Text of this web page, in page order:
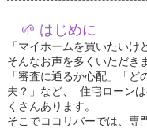
🌱 はじめに
「マイホームを買いたい
そんなお声を多くいただき
「審査に通るか心配」「
夫？」など、 住宅ローン
くさんあります。
そこでココリバーでは、専